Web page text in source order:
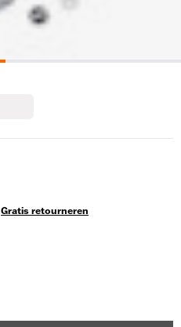
Gratis retourneren